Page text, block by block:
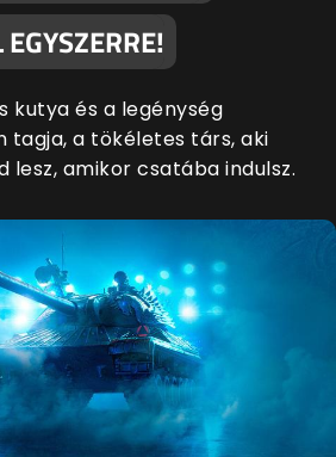
kutya és a legénység
tagja, a tökéletes társ, aki
lesz, amikor csatába indulsz.